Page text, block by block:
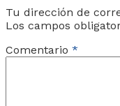
Tu dirección de
Los campos
Comentario *